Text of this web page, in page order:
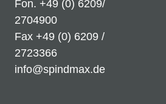
Fon. +49 (0) 6209/
2704900
Fax +49 (0) 6209 /
2723366
info@spindmax.de